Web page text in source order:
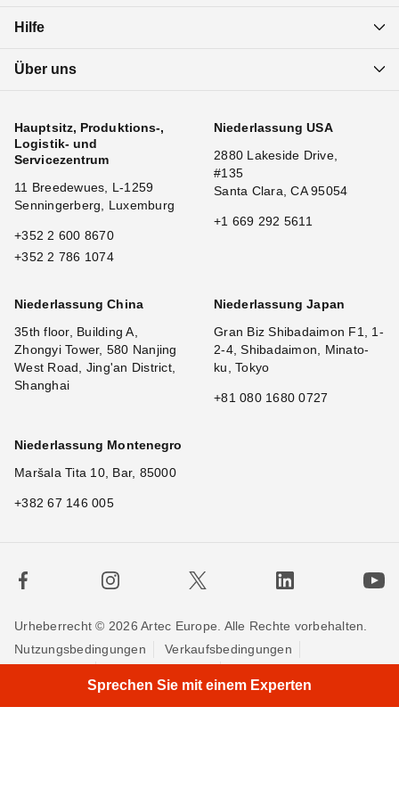
×
Hilfe
Über uns
Hauptsitz, Produktions-,
Logistik- und
Servicezentrum
11 Breedewues, L-1259
Senningerberg, Luxemburg
+352 2 600 8670
+352 2 786 1074
Niederlassung USA
2880 Lakeside Drive,
#135
Santa Clara, CA 95054
+1 669 292 5611
Niederlassung China
35th floor, Building A,
Zhongyi Tower, 580 Nanjing
West Road, Jing'an District,
Shanghai
Niederlassung Japan
Gran Biz Shibadaimon F1, 1-
2-4, Shibadaimon, Minato-
ku, Tokyo
+81 080 1680 0727
Niederlassung Montenegro
Maršala Tita 10, Bar, 85000
+382 67 146 005
Urheberrecht © 2026 Artec Europe. Alle Rechte vorbehalten.
Nutzungsbedingungen
Verkaufsbedingungen
Sprechen Sie mit einem Experten